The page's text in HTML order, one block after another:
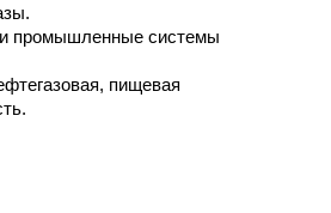
промышленные системы
пищевая